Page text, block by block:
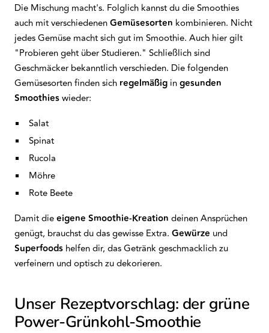
Die Mischung macht's. Folglich kannst du die Smoothies
auch mit verschiedenenGemüsesorten kombinieren. Nicht
jedes Gemüse macht sich gut im Smoothie. Auch hier gilt
"Probieren geht über Studieren." Schließlich sind
Geschmäcker bekanntlich verschieden. Die folgenden
Gemüsesorten finden sich regelmäßig ingesunden
Smoothieswieder:
Salat
Spinat
Rucola
Möhre
Rote Beete
Damit dieeigene Smoothie-Kreation deinen Ansprüchen
genügt, brauchst du das gewisse Extra. Gewürze und
Superfoods helfen dir, das Getränk geschmacklich zu
verfeinern und optisch zu dekorieren.
Unser Rezeptvorschlag: der grüne
Power-Grünkohl-Smoothie